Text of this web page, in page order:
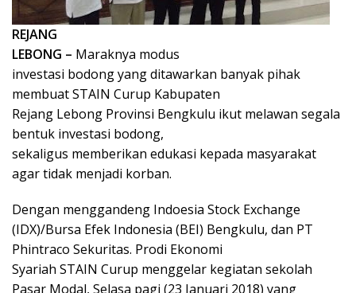
REJANG
LEBONG – Maraknya modus
investasi bodong yang ditawarkan banyak pihak
membuat STAIN Curup Kabupaten
Rejang Lebong Provinsi Bengkulu ikut melawan segala
bentuk investasi bodong,
sekaligus memberikan edukasi kepada masyarakat
agar tidak menjadi korban.
Dengan menggandeng Indoesia Stock Exchange
(IDX)/Bursa Efek Indonesia (BEI) Bengkulu, dan PT
Phintraco Sekuritas. Prodi Ekonomi
Syariah STAIN Curup menggelar kegiatan sekolah
Pasar Modal, Selasa pagi (23 Januari 2018) yang